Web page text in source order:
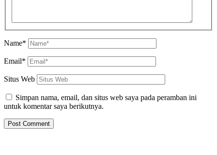
Name*
Email*
Situs Web
Simpan nama, email, dan situs web saya pada peramban ini
untuk komentar saya berikutnya.